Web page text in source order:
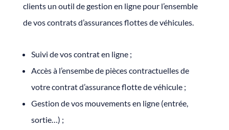
clients un outil de gestion en ligne pour l’ensemble
de vos contrats d’assurances flottes de véhicules.
Suivi de vos contrat en ligne ;
Accès à l’ensembe de pièces contractuelles de
votre contrat d’assurance flotte de véhicule ;
Gestion de vos mouvements en ligne (entrée,
sortie…) ;